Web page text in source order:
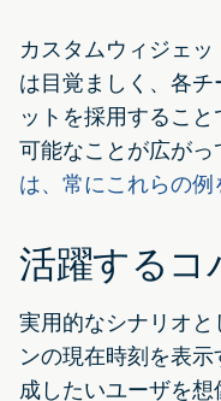
カスタムウィジェ
は目覚ましく、各
ットを採用するこ
可能なことが広がっ
は、常にこれらの例
活躍するコ
実用的なシナリオと
ンの現在時刻を表
成したいユーザを